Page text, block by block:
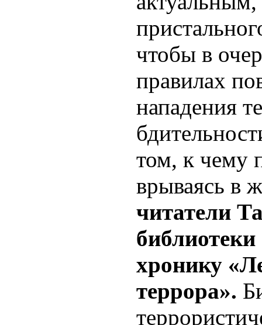
чтобы в
правилах
нападения
том, к чему
врываясь в
читатели
хронику
террора».